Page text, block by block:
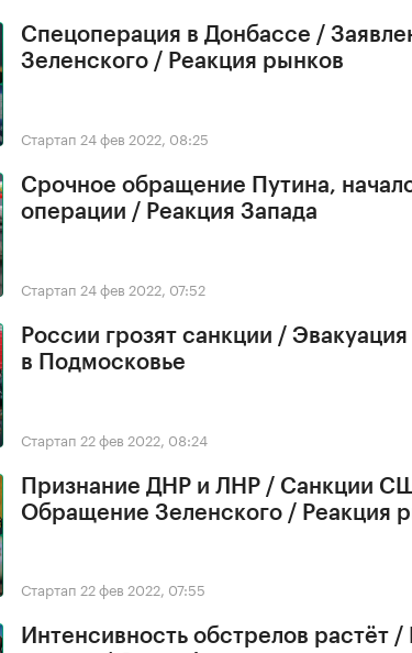
Спецоперация в Донбассе /
Зеленского / Реакция рынков
Стартап 24 фев 2022, 08:25
Срочное обращение Путина,
операции / Реакция Запада
Стартап 24 фев 2022, 07:52
России грозят санкции /
в Подмосковье
Стартап 22 фев 2022, 08:24
Признание ДНР и ЛНР / Санкции
Обращение Зеленского / Реакция
Стартап 22 фев 2022, 07:55
Интенсивность обстрелов растёт